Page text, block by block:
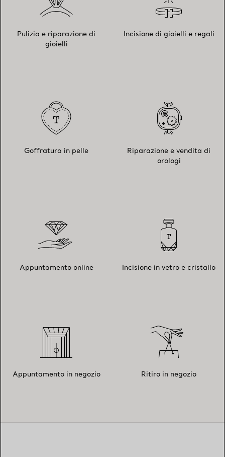
Pulizia e riparazione di
gioielli
Incisione di gioielli e regali
Goffratura in pelle
Riparazione e vendita di
orologi
Appuntamento online Incisione in vetro e cristallo
Appuntamento in negozio Ritiro in negozio